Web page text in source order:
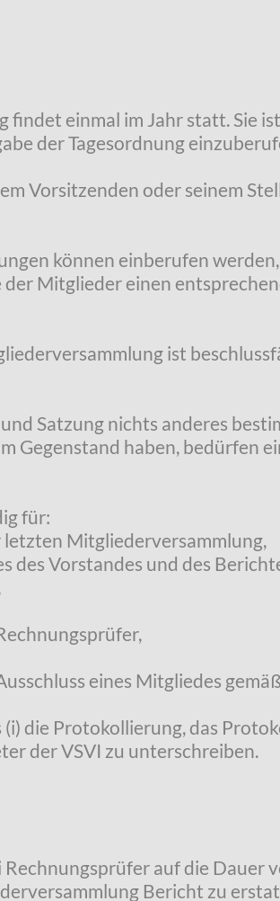
einmal im Jahr statt. Sie
der Tagesordnung
Vorsitzenden oder seinem
können einberufen
Mitglieder einen
ist
Satzung nichts anderes
Gegenstand haben,
für:
Mitgliederversammlung,
des Vorstandes und des
eines Mitgliedes gemäß
(i) die Protokollierung, das
der VSVI zu unterschreiben.
auf die Dauer
Bericht zu